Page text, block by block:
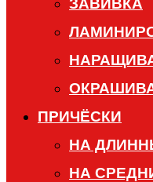
ЗАВИВКА
ПРИЧЁСКИ
НА
НА